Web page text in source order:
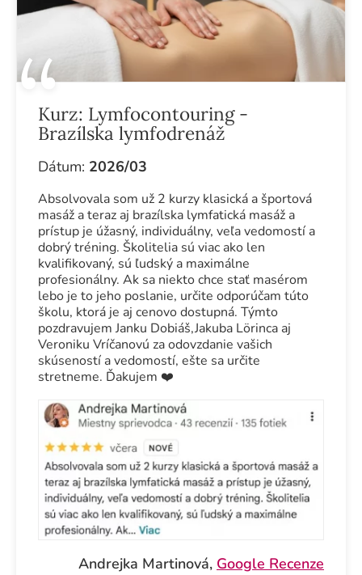
Kurz: Lymfocontouring -
Brazílska lymfodrenáž
Dátum: 2026/03
Absolvovala som už 2 kurzy klasická a športová
masáž a teraz aj brazílska lymfatická masáž a
prístup je úžasný, individuálny, veľa vedomostí a
dobrý tréning. Školitelia sú viac ako len
kvalifikovaný, sú ľudský a maximálne
profesionálny. Ak sa niekto chce stať masérom
lebo je to jeho poslanie, určite odporúčam túto
školu, ktorá je aj cenovo dostupná. Týmto
pozdravujem Janku Dobiáš,Jakuba Lörinca aj
Veroniku Vríčanovú za odovzdanie vašich
skúseností a vedomostí, ešte sa určite
stretneme. Ďakujem ❤️
Andrejka Martinová, Google Recenze